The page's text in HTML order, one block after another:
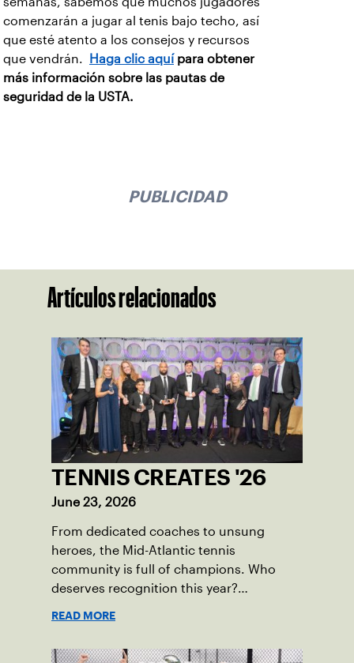
comenzarán a jugar al tenis bajo techo, así
que esté atento a los consejos y recursos
que vendrán.
Haga clic aquípara obtener
más información sobre las pautas de
seguridad de la USTA.
PUBLICIDAD
Artículos relacionados
TENNIS CREATES '26
June 23, 2026
From dedicated coaches to unsung
heroes, the Mid-Atlantic tennis
community is full of champions. Who
deserves recognition this year?
READ MORE